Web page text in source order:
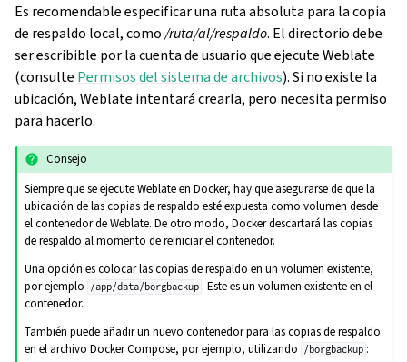
Es recomendable especificar una ruta absoluta para la copia
de respaldo local, como/ruta/al/respaldo. El directorio debe
ser escribible por la cuenta de usuario que ejecute Weblate
(consulte Permisos del sistema de archivos). Si no existe la
ubicación, Weblate intentará crearla, pero necesita permiso
para hacerlo.
Consejo
Siempre que se ejecute Weblate en Docker, hay que asegurarse de que la
ubicación de las copias de respaldo esté expuesta como volumen desde
el contenedor de Weblate. De otro modo, Docker descartará las copias
de respaldo al momento de reiniciar el contenedor.
Una opción es colocar las copias de respaldo en un volumen existente,
por ejemplo
/app/data/borgbackup . Este es un volumen existente en el
contenedor.
También puede añadir un nuevo contenedor para las copias de respaldo
en el archivo Docker Compose, por ejemplo, utilizando
/borgbackup :